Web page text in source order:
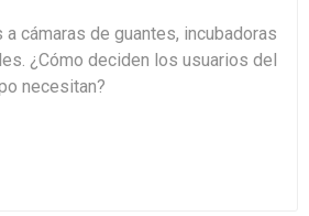
cámaras de guantes, incubadoras
¿Cómo deciden los usuarios del
necesitan?